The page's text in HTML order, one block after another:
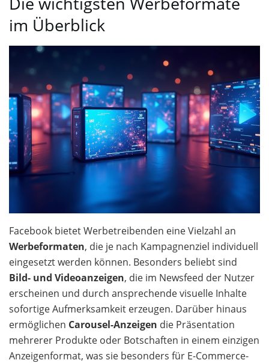
im Überblick
Facebook bietet Werbetreibenden eine Vielzahl an
Werbeformaten, die je nach Kampagnenziel individuell
eingesetzt werden können. Besonders beliebt sind
Bild- und Videoanzeigen, die im Newsfeed der Nutzer
erscheinen und durch ansprechende visuelle Inhalte
sofortige Aufmerksamkeit erzeugen. Darüber hinaus
ermöglichen Carousel-Anzeigen die Präsentation
mehrerer Produkte oder Botschaften in einem einzigen
Anzeigenformat, was sie besonders für E-Commerce-